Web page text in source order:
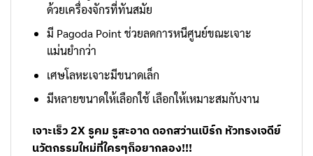
ด้วยเครื่องจักรที่ทันสมัย
มี Pagoda Point ช่วยลดการหนีศูนย์ขณะเจาะ
แม่นยำกว่า
เศษโลหะเจาะมีขนาดเล็ก
มีหลายขนาดให้เลือกใช้ เลือกให้เหมาะสมกับงาน
เจาะเร็ว 2X รูคม รูสะอาด ดอกสว่านเบิร์ก หัวทรงเจดีย์
นวัตกรรมใหม่ที่ใครๆก็อยากลอง!!!